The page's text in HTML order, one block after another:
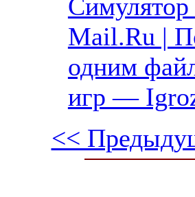
Симулятор
Mail.Ru |
одним
игр —
<<